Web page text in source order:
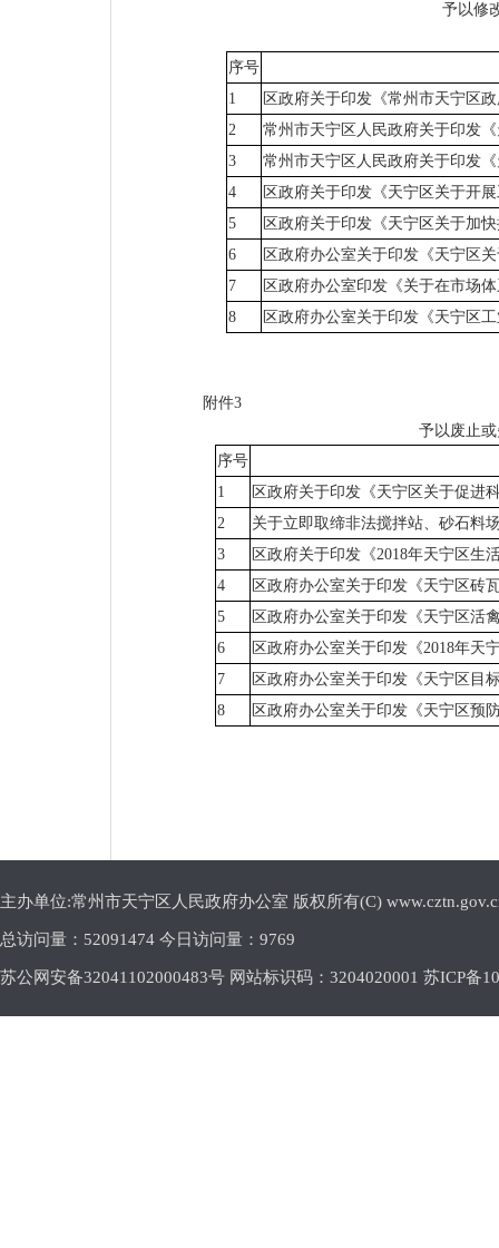
予以修
序号
1
区政府关于印发《常州市天宁区
2
常州市天宁区人民政府关于印发
3
常州市天宁区人民政府关于印发
4
区政府关于印发《天宁区关于开
5
区政府关于印发《天宁区关于加
6
区政府办公室关于印发《天宁区
7
区政府办公室印发《关于在市场
8
区政府办公室关于印发《天宁区
附件3
予以废止
序号
1
区政府关于印发《天宁区关于促进
2
关于立即取缔非法搅拌站、砂石料
3
区政府关于印发《2018年天宁区生
4
区政府办公室关于印发《天宁区砖
5
区政府办公室关于印发《天宁区活
6
区政府办公室关于印发《2018年天
7
区政府办公室关于印发《天宁区目
8
区政府办公室关于印发《天宁区预
主办单位:常州市天宁区人民政府办公室 版权所有(C)
总访问量： 52091474 今日访问量： 9769
苏公网安备32041102000483号 网站标识码：3204020001 苏ICP备